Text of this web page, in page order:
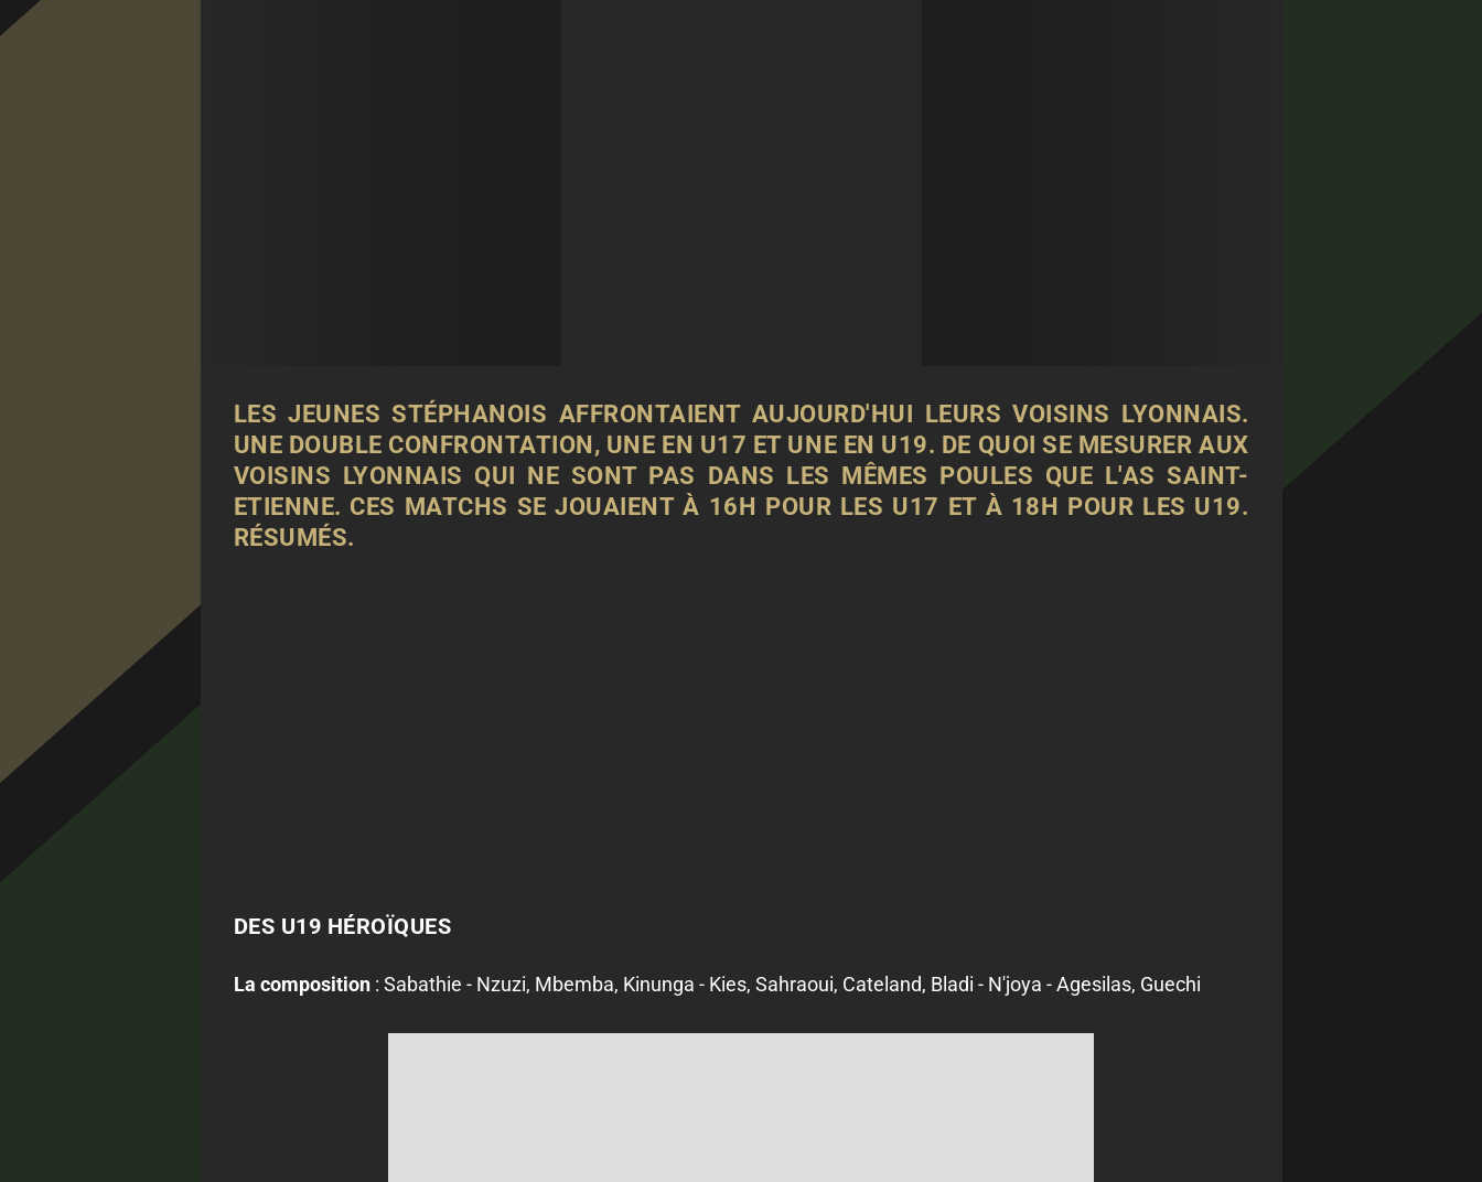
LES JEUNES STÉPHANOIS AFFRONTAIENT AUJOURD'HUI LEURS VOISINS LYONNAIS.
UNE DOUBLE CONFRONTATION, UNE EN U17 ET UNE EN U19. DE QUOI SE MESURER AUX
VOISINS LYONNAIS QUI NE SONT PAS DANS LES MÊMES POULES QUE L'AS SAINT-
ETIENNE. CES MATCHS SE JOUAIENT À 16H POUR LES U17 ET À 18H POUR LES U19.
RÉSUMÉS.
DES U19 HÉROÏQUES
La composition: Sabathie - Nzuzi, Mbemba, Kinunga - Kies, Sahraoui, Cateland, Bladi - N'joya - Agesilas, Guechi